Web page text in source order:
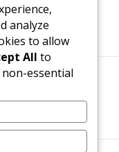
(GDPR)
analyze
to allow
All to
essential